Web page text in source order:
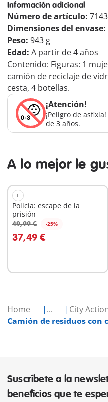
Home ...
City Action
Camión de residuos con
Información adicional
Número de artículo:
Dimensiones del envase:
Peso: 943 g
Edad: A partir de 4 años
Contenido: Figuras: 1
camión de reciclaje de
cesta, 4 botellas.
¡Atención!
¡Peligro de
de 3 años.
A lo mejor le
L
Policía: escape de la
prisión
49,99 € -25%
37,49 €
A la cesta
Suscríbete a la
beneficios que te